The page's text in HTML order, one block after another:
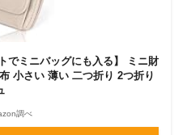
でミニバッグにも入る】 ミニ財
小さい 薄い 二つ折り 2つ折り
調べ